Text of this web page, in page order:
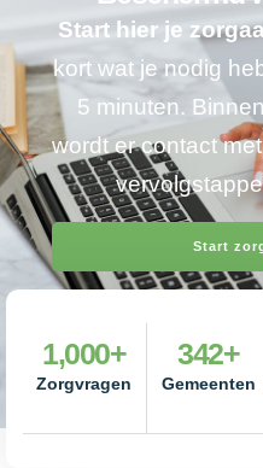
Start hier je
kort wat je nodig
5 minuten.
wordt er contact
Start
Zorgvragen
1,000+
Gemeenten
342+